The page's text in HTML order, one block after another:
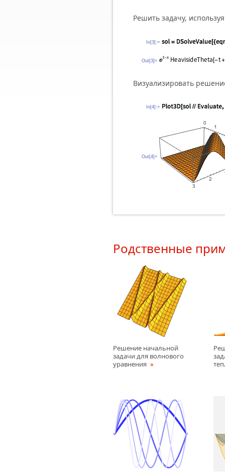
Решить задачу,
In[3]:=
Out[3]=
Визуализировать
In[4]:=
Out[4]=
Родственные
Решение начальной
задачи для волнового
уравнения